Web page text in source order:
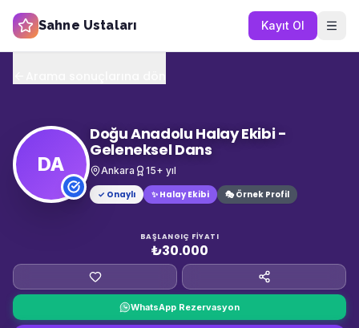
Sahne Ustaları Kayıt Ol
DA
Doğu Anadolu Halay Ekibi -
Geleneksel Dans
Ankara 15+ yıl
✓ Onaylı
✨ Halay Ekibi 🎭 Örnek Profil
BAŞLANGIÇ FIYATI
₺30.000
WhatsApp Rezervasyon